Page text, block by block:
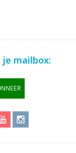
mailbox: